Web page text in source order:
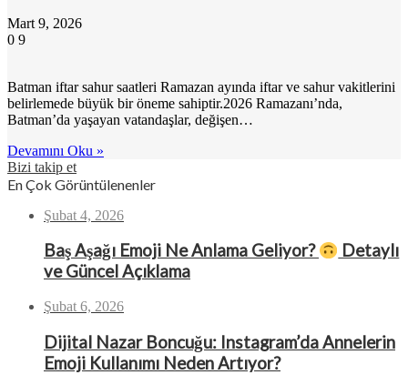
Mart 9, 2026
0 9
Batman iftar sahur saatleri Ramazan ayında iftar ve sahur vakitlerini
belirlemede büyük bir öneme sahiptir.2026 Ramazanı’nda,
Batman’da yaşayan vatandaşlar, değişen…
Devamını Oku »
Bizi takip et
En Çok Görüntülenenler
Şubat 4, 2026
Baş Aşağı Emoji Ne Anlama Geliyor?
Detaylı
ve Güncel Açıklama
Şubat 6, 2026
Dijital Nazar Boncuğu: Instagram’da Annelerin
Emoji Kullanımı Neden Artıyor?